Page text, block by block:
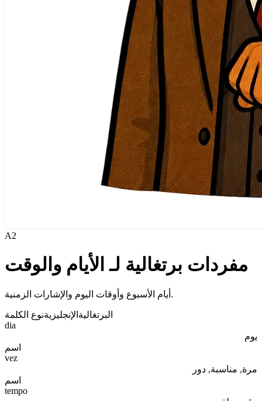
A2
مفردات برتغالية لـ الأيام والوقت
أيام الأسبوع وأوقات اليوم والإشارات الزمنية.
البرتغالية الإنجليزيةنوع الكلمة
dia
يوم
اسم
vez
مرة, مناسبة, دور
اسم
tempo